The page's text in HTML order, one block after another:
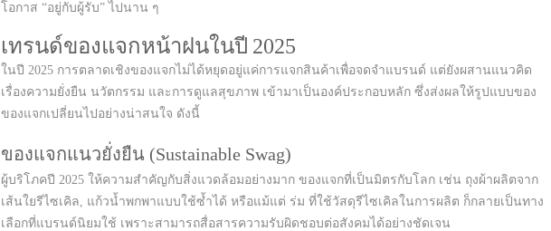
โอกาส “อยู่กับผู้รับ” ไปนาน ๆ
เทรนด์ของแจกหน้าฝนในปี 2025
ในปี 2025 การตลาดเชิงของแจกไม่ได้หยุดอยู่แค่การแจกสินค้าเพื่อจดจำแบรนด์ แต่ยังผสานแนวคิด
เรื่องความยั่งยืน นวัตกรรม และการดูแลสุขภาพ เข้ามาเป็นองค์ประกอบหลัก ซึ่งส่งผลให้รูปแบบของ
ของแจกเปลี่ยนไปอย่างน่าสนใจ ดังนี้
ของแจกแนวยั่งยืน (Sustainable Swag)
ผู้บริโภคปี 2025 ให้ความสำคัญกับสิ่งแวดล้อมอย่างมาก ของแจกที่เป็นมิตรกับโลก เช่น ถุงผ้าผลิตจาก
เส้นใยรีไซเคิล, แก้วน้ำพกพาแบบใช้ซ้ำได้ หรือแม้แต่ ร่ม ที่ใช้วัสดุรีไซเคิลในการผลิต ก็กลายเป็นทาง
เลือกที่แบรนด์นิยมใช้ เพราะสามารถสื่อสารความรับผิดชอบต่อสังคมได้อย่างชัดเจน